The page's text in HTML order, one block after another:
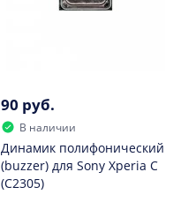
90 руб.
В наличии
Динамик полифонический
(buzzer) для Sony Xperia C
(C2305)